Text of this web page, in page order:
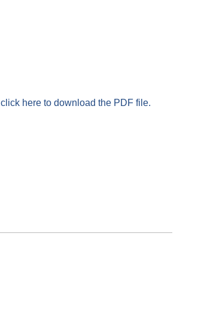
click here to download the PDF file.